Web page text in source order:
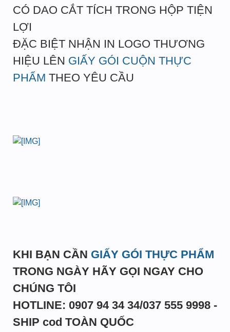
CÓ DAO CẮT TÍCH TRONG HỘP TIỆN
LỢI
ĐẶC BIỆT NHẬN IN LOGO THƯƠNG
HIỆU LÊN GIẤY GÓI CUỘN THỰC
PHẨM THEO YÊU CẦU
KHI BẠN CẦN GIẤY GÓI THỰC PHẨM
TRONG NGÀY HÃY GỌI NGAY CHO
CHÚNG TÔI
HOTLINE: 0907 94 34 34/037 555 9998 -
SHIP cod TOÀN QUỐC